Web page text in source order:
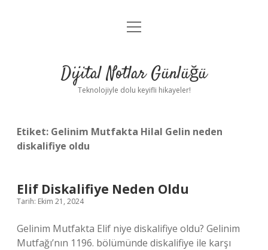
Anasayfa
Yasal Uyarı
menüyü
Dijital Notlar Günlüğü
Teknolojiyle dolu keyifli hikayeler!
Etiket: Gelinim Mutfakta Hilal Gelin neden
diskalifiye oldu
Elif Diskalifiye Neden Oldu
Tarih: Ekim 21, 2024
Gelinim Mutfakta Elif niye diskalifiye oldu? Gelinim
Mutfağı’nın 1196. bölümünde diskalifiye ile karşı